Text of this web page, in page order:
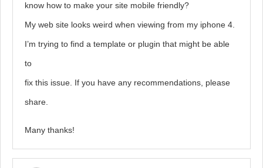
know how to make your site mobile friendly?
My web site looks weird when viewing from my iphone 4.
I’m trying to find a template or plugin that might be able
to
fix this issue. If you have any recommendations, please
share.
Many thanks!